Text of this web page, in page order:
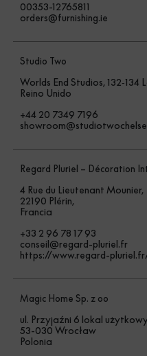
00353-12765811
orders@furnishing.ie
Studio Two
Worlds End Studios, 132‑134
Reino Unido
+44 20 7349 7196
Regard Pluriel – Décoration
4 Rue du Lieutenant Mounier,
22190 Plérin,
Francia
+33 2 96 78 17 93
conseil@regard-pluriel.fr
https://www.regard-
Magic Home Sp. z oo
ul. Przyjaźni 6 lokal
53-030 Wrocław
Polonia